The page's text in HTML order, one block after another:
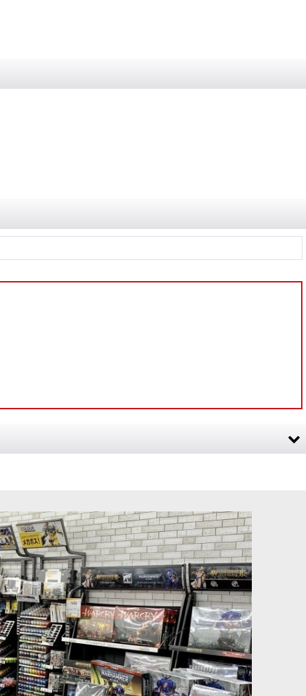
トン・レッド
[ウォーハンマーカラー：BASE] レッドベルチャー
28]
580円(税込)